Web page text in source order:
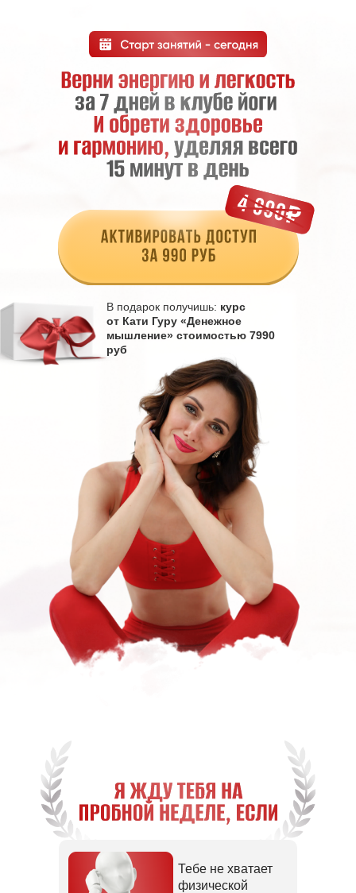
В подарок получишь: курс
от Кати Гуру «Денежное
мышление» стоимостью 7990
руб
Тебе не хватает
физической